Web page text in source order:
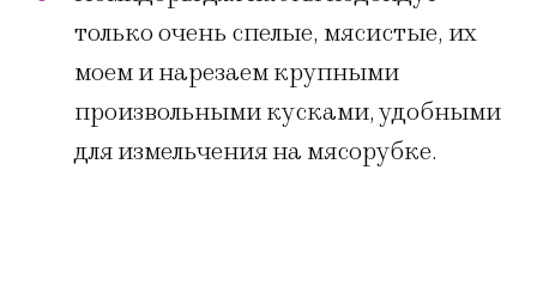
только очень спелые, мясистые, их
моем и нарезаем крупными
произвольными кусками, удобными
для измельчения на мясорубке.